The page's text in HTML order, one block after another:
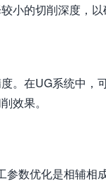
小的切削深度，以
。在UG系统中，
效果。
数优化是相辅相